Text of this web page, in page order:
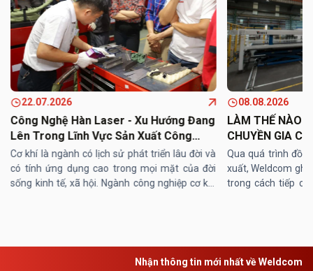
22.07.2026
Công Nghệ Hàn Laser - Xu Hướng Đang
Lên Trong Lĩnh Vực Sản Xuất Công
Nghiệp
Cơ khí là ngành có lịch sử phát triển lâu đời và
có tính ứng dụng cao trong mọi mặt của đời
sống kinh tế, xã hội. Ngành công nghiệp cơ khí
08.08.2026
LÀM THẾ NÀO
CHUYỀN GIA
TRONG DÀI
Qua quá trình
xuất, Weldcom
trong cách tiếp
Nhận thông tin mới nhất về Weldcom